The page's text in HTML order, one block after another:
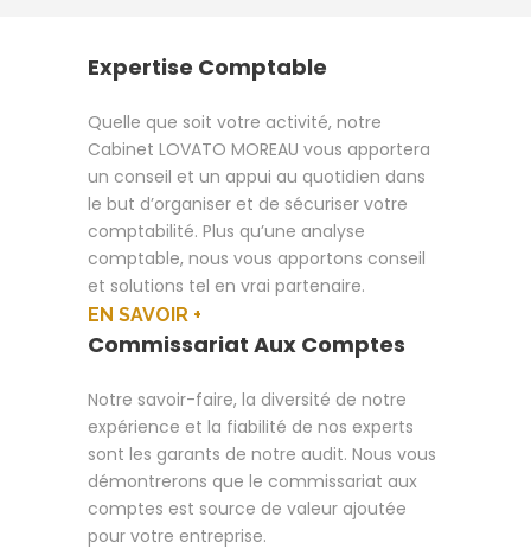
Expertise Comptable
Quelle que soit votre activité, notre
Cabinet LOVATO MOREAU vous apportera
un conseil et un appui au quotidien dans
le but d’organiser et de sécuriser votre
comptabilité. Plus qu’une analyse
comptable, nous vous apportons conseil
et solutions tel en vrai partenaire.
EN SAVOIR +
Commissariat Aux Comptes
Notre savoir-faire, la diversité de notre
expérience et la fiabilité de nos experts
sont les garants de notre audit. Nous vous
démontrerons que le commissariat aux
comptes est source de valeur ajoutée
pour votre entreprise.